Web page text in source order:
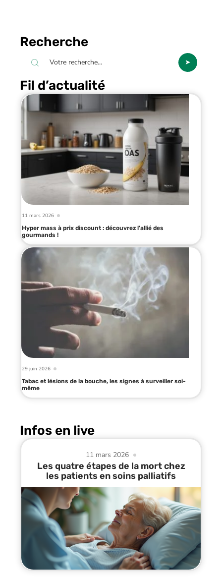
Recherche
Fil d’actualité
11 mars 2026
Hyper mass à prix discount : découvrez l’allié des
gourmands !
29 juin 2026
Tabac et lésions de la bouche, les signes à surveiller soi-
même
Infos en live
11 mars 2026
Les quatre étapes de la mort chez
les patients en soins palliatifs